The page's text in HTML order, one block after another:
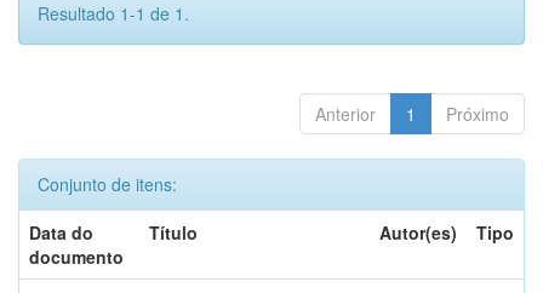
Resultado 1-1 de 1.
Anterior 1 Próximo
Conjunto de itens:
Data do
documento
Título Autor(es) Tipo